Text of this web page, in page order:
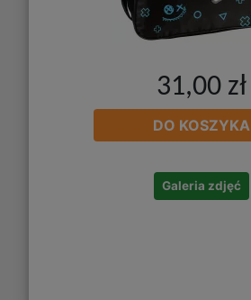
31,00 zł
DO KOSZYKA
Galeria zdjęć